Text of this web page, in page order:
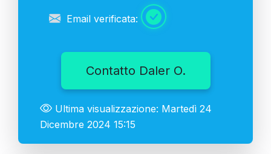
Email verificata:
Contatto Daler O.
Ultima visualizzazione: Martedì 24
Dicembre 2024 15:15